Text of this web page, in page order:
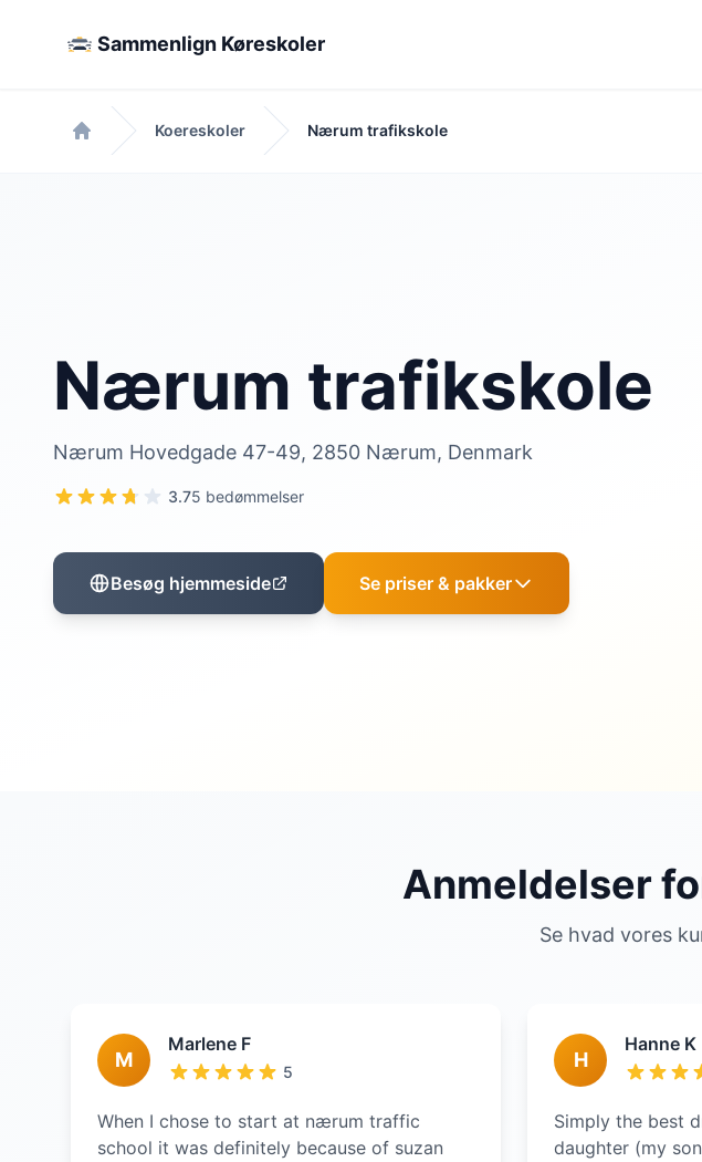
Sammenlign Køreskoler
Forside
Koereskoler Nærum trafikskole
Nærum trafikskole
Nærum Hovedgade 47-49, 2850 Nærum, Denmark
3.75 bedømmelser
Besøg hjemmeside Se priser & pakker
Anmeldelser
Se hvad vores
M
Marlene F
5
When I chose to start at nærum traffic
school it was definitely because of suzan
H
Hanne K
Simply the best
daughter (my